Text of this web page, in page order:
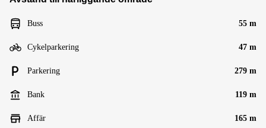
Buss 55 m
Cykelparkering 47 m
Parkering 279 m
Bank 119 m
Affär 165 m